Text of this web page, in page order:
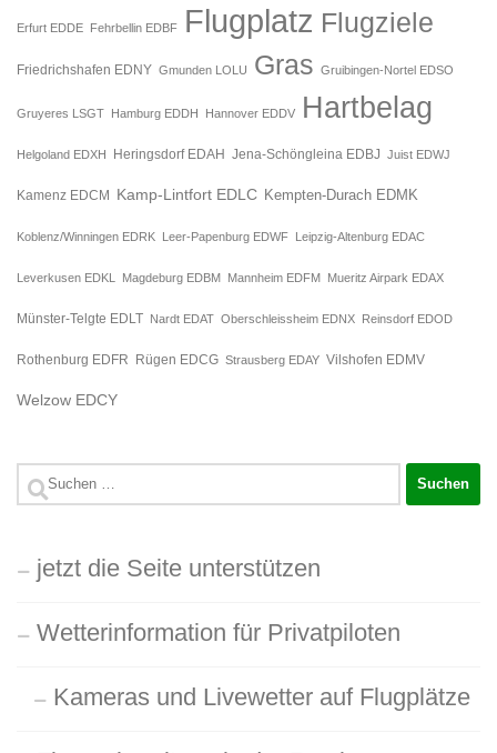
Erfurt EDDE Fehrbellin EDBF Flugplatz Flugziele
Friedrichshafen EDNY Gmunden LOLU Gras Gruibingen-Nortel EDSO
Gruyeres LSGT Hamburg EDDH Hannover EDDV Hartbelag
Helgoland EDXH Heringsdorf EDAH Jena-Schöngleina EDBJ Juist EDWJ
Kamenz EDCM Kamp-Lintfort EDLC Kempten-Durach EDMK
Koblenz/Winningen EDRK Leer-Papenburg EDWF Leipzig-Altenburg EDAC
Leverkusen EDKL Magdeburg EDBM Mannheim EDFM Mueritz Airpark EDAX
Münster-Telgte EDLT Nardt EDAT Oberschleissheim EDNX Reinsdorf EDOD
Rothenburg EDFR Rügen EDCG Strausberg EDAY Vilshofen EDMV
Welzow EDCY
Suchen
jetzt die Seite unterstützen
Wetterinformation für Privatpiloten
Kameras und Livewetter auf Flugplätze